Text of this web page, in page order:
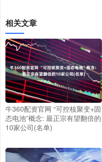
相关文章
牛360配资官网 “可控核聚变+固
态电池”概念: 最正宗有望翻倍的
10家公司(名单)